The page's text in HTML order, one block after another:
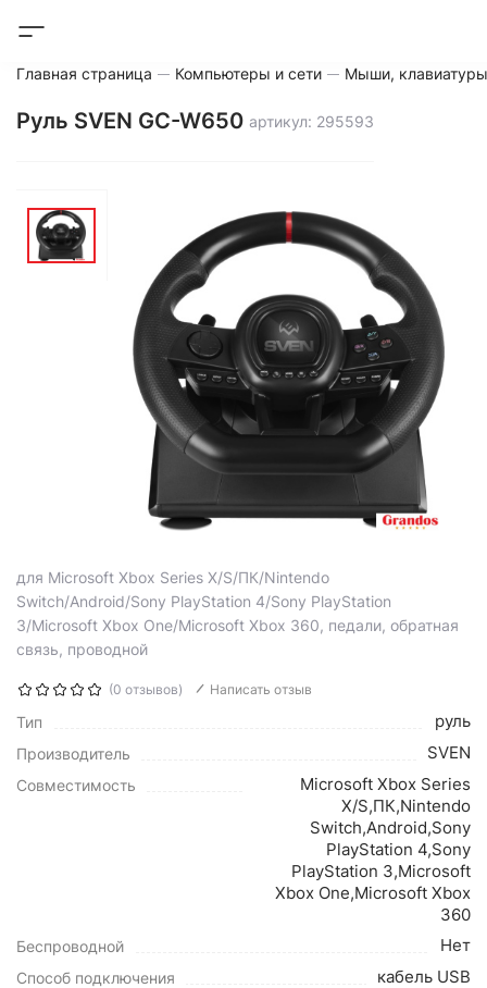
Главная страница Компьютеры и сети Мыши,
Руль SVEN GC-W650 артикул: 295593
для Microsoft Xbox Series X/S/ПК/Nintendo
Switch/Android/Sony PlayStation 4/Sony PlayStation
3/Microsoft Xbox One/Microsoft Xbox 360, педали, обратная
связь, проводной
(0 отзывов) Написать отзыв
Тип руль
Производитель SVEN
Совместимость
Microsoft Xbox Series
X/S,ПК,Nintendo
Switch,Android,Sony
PlayStation 4,Sony
PlayStation 3,Microsoft
Xbox One,Microsoft Xbox
360
Беспроводной Нет
Способ подключения кабель USB